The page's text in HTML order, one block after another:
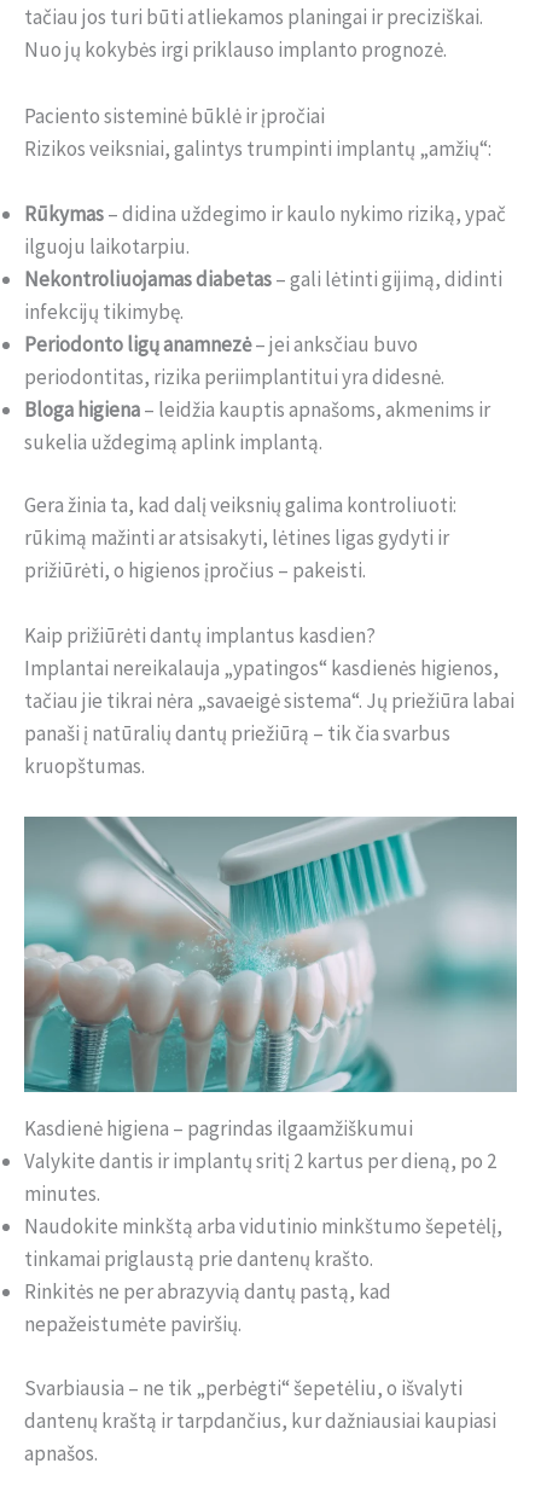
tačiau jos turi būti atliekamos planingai ir preciziškai.
Nuo jų kokybės irgi priklauso implanto prognozė.
Paciento sisteminė būklė ir įpročiai
Rizikos veiksniai, galintys trumpinti implantų „amžių“:
Rūkymas– didina uždegimo ir kaulo nykimo riziką, ypač
ilguoju laikotarpiu.
Nekontroliuojamas diabetas– gali lėtinti gijimą, didinti
infekcijų tikimybę.
Periodonto ligų anamnezė– jei anksčiau buvo
periodontitas, rizika periimplantitui yra didesnė.
Bloga higiena– leidžia kauptis apnašoms, akmenims ir
sukelia uždegimą aplink implantą.
Gera žinia ta, kad dalį veiksnių galima kontroliuoti:
rūkimą mažinti ar atsisakyti, lėtines ligas gydyti ir
prižiūrėti, o higienos įpročius – pakeisti.
Kaip prižiūrėti dantų implantus kasdien?
Implantai nereikalauja „ypatingos“ kasdienės higienos,
tačiau jie tikrai nėra „savaeigė sistema“. Jų priežiūra labai
panaši į natūralių dantų priežiūrą – tik čia svarbus
kruopštumas.
Kasdienė higiena – pagrindas ilgaamžiškumui
Valykite dantis ir implantų sritį 2 kartus per dieną, po 2
minutes.
Naudokite minkštą arba vidutinio minkštumo šepetėlį,
tinkamai priglaustą prie dantenų krašto.
Rinkitės ne per abrazyvią dantų pastą, kad
nepažeistumėte paviršių.
Svarbiausia – ne tik „perbėgti“ šepetėliu, o išvalyti
dantenų kraštą ir tarpdančius, kur dažniausiai kaupiasi
apnašos.